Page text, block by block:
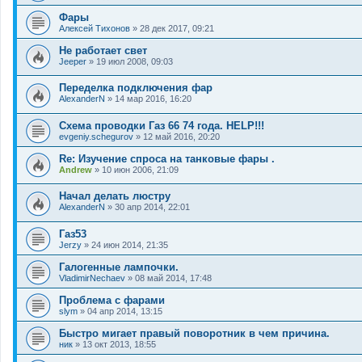
Фары
Алексей Тихонов » 28 дек 2017, 09:21
Не работает свет
Jeeper » 19 июл 2008, 09:03
Переделка подключения фар
AlexanderN » 14 мар 2016, 16:20
Схема проводки Газ 66 74 года. HELP!!!
evgeniy.schegurov » 12 май 2016, 20:20
Re: Изучение спроса на танковые фары .
Andrew » 10 июн 2006, 21:09
Начал делать люстру
AlexanderN » 30 апр 2014, 22:01
Газ53
Jerzy » 24 июн 2014, 21:35
Галогенные лампочки.
VladimirNechaev » 08 май 2014, 17:48
Проблема с фарами
slym » 04 апр 2014, 13:15
Быстро мигает правый поворотник в чем причина.
ник » 13 окт 2013, 18:55